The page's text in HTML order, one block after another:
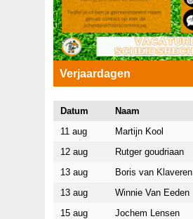
Verjaardagen
Datum
Naam
11 aug
Martijn Kool
12 aug
Rutger goudriaan
13 aug
Boris van Klaveren
13 aug
Winnie Van Eeden
15 aug
Jochem Lensen